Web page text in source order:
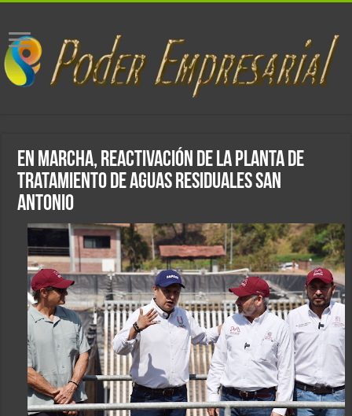
En marcha, reactivación de la Planta de
Tratamiento de Aguas Residuales San
Antonio